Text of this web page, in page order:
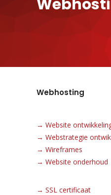
Webhosting
→ Website
→ Webstrategie
→ Wireframes
→ Website onderhoud
→ SSL certificaat